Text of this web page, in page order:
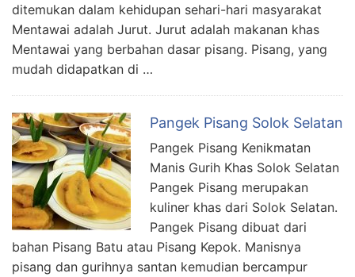
ditemukan dalam kehidupan sehari-hari masyarakat
Mentawai adalah Jurut. Jurut adalah makanan khas
Mentawai yang berbahan dasar pisang. Pisang, yang
mudah didapatkan di …
Pangek Pisang Solok Selatan
Pangek Pisang Kenikmatan
Manis Gurih Khas Solok Selatan
Pangek Pisang merupakan
kuliner khas dari Solok Selatan.
Pangek Pisang dibuat dari
bahan Pisang Batu atau Pisang Kepok. Manisnya
pisang dan gurihnya santan kemudian bercampur